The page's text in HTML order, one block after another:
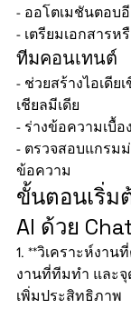
- ออโตเมชันตอบ
- เตรียมเอกสารห
ทีมคอนเทนต์
- ช่วยสร้างไอเดี
เชียลมีเดีย
- ร่างข้อความเบื้
- ตรวจสอบแกรม
ข้อความ
ขั้นตอนเริ่ม
AI ด้วย
1. **วิเคราะห์งาน
งานที่ทีมทำ และจุ
เพิ่มประสิทธิภาพ